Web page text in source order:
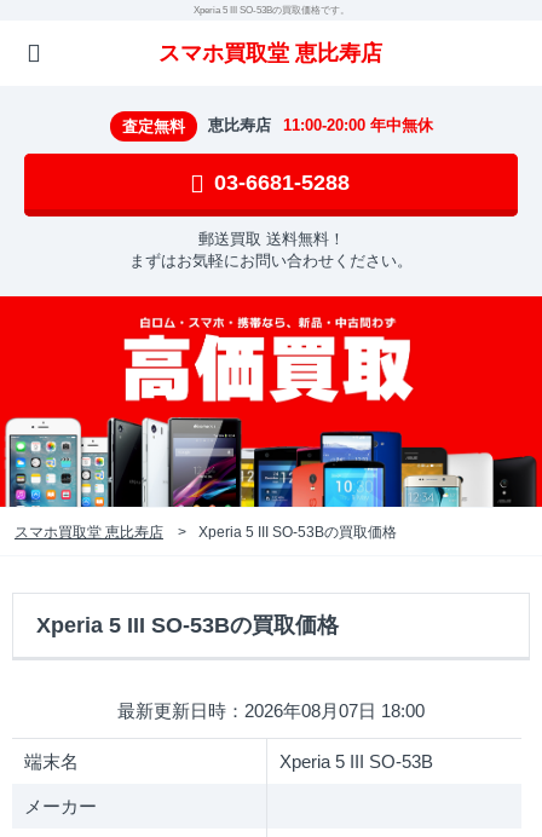
Xperia 5 III SO-53Bの買取価格です。
スマホ買取堂 恵比寿店
査定無料 恵比寿店 11:00-20:00 年中無休
03-6681-5288
郵送買取 送料無料！
まずはお気軽にお問い合わせください。
スマホ買取堂 恵比寿店 Xperia 5 III SO-53Bの買取価格
Xperia 5 III SO-53Bの買取価格
最新更新日時：2026年08月07日 18:00
端末名 Xperia 5 III SO-53B
メーカー